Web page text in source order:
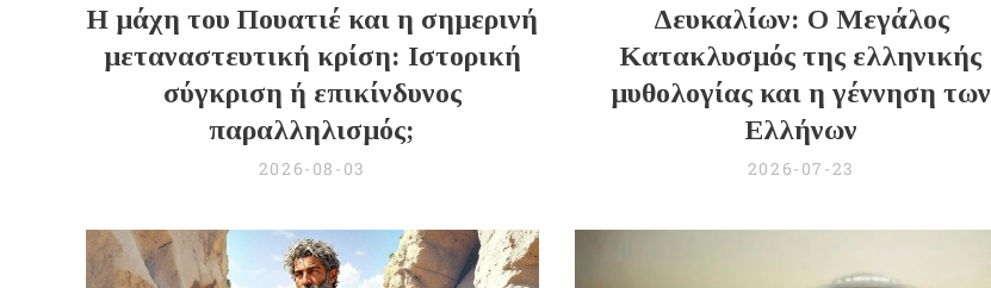
Η μάχη του Πουατιέ και η σημερινή
μεταναστευτική κρίση: Ιστορική
σύγκριση ή επικίνδυνος
παραλληλισμός;
2026-08-03
Δευκαλίων: Ο Μεγάλος
Κατακλυσμός της ελληνικής
μυθολογίας και η γέννηση των
Ελλήνων
2026-07-23